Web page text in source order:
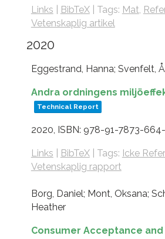
Links BibTeX| Tags: Mat,
Vetenskaplig artikel
2020
Eggestrand, Hanna; Svenfelt,
Andra ordningens
Technical Report
2020, ISBN: 978-91-7873-
Links BibTeX| Tags: Icke
Vetenskaplig rapport
Borg, Daniel; Mont, Oksana;
Heather
Consumer Acceptance and